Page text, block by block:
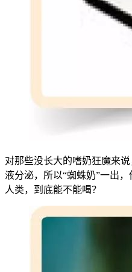
对那些没长大的嗜奶狂魔来
液分泌，所以“蜘蛛奶”一出
人类，到底能不能喝？